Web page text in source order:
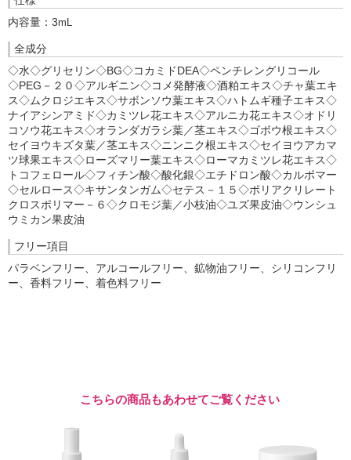
内容量：3mL
全成分
◇水◇グリセリン◇BG◇コカミドDEA◇ペンチレングリコール
◇PEG－２０◇アルギニン◇コメ発酵液◇酒粕エキス◇チャ葉エキ
ス◇ムクロジエキス◇サボンソウ葉エキス◇ハトムギ種子エキス◇
ナイアシンアミド◇カミツレ花エキス◇アルニカ花エキス◇オドリ
コソウ花エキス◇オランダガラシ葉／茎エキス◇ゴボウ根エキス◇
セイヨウキズタ葉／茎エキス◇ニンニク根エキス◇セイヨウアカマ
ツ球果エキス◇ローズマリー葉エキス◇ローマカミツレ花エキス◇
トコフェロール◇フィチン酸◇酸化銀◇エチドロン酸◇カルボマー
◇セルロース◇キサンタンガム◇セテス－１５◇ポリアクリレート
クロスポリマー－６◇クロモジ葉／小枝油◇ユズ果皮油◇ウンシュ
ウミカン果皮油
フリー項目
パラベンフリー、アルコールフリー、鉱物油フリー、シリコンフリ
ー、香料フリー、着色料フリー
こちらの商品もあわせてご覧ください